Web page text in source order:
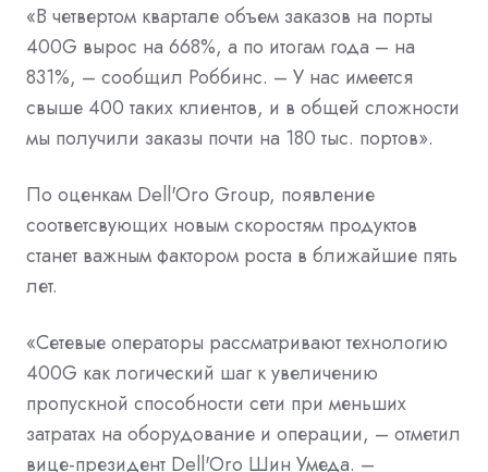
«В четвертом квартале объем заказов на порты
400G вырос на 668%, а по итогам года – на
831%, – сообщил Роббинс. – У нас имеется
свыше 400 таких клиентов, и в общей сложности
мы получили заказы почти на 180 тыс. портов».
По оценкам Dell'Oro Group, появление
соответсвующих новым скоростям продуктов
станет важным фактором роста в ближайшие пять
лет.
«Сетевые операторы рассматривают технологию
400G как логический шаг к увеличению
пропускной способности сети при меньших
затратах на оборудование и операции, – отметил
вице-президент Dell'Oro Шин Умеда. –